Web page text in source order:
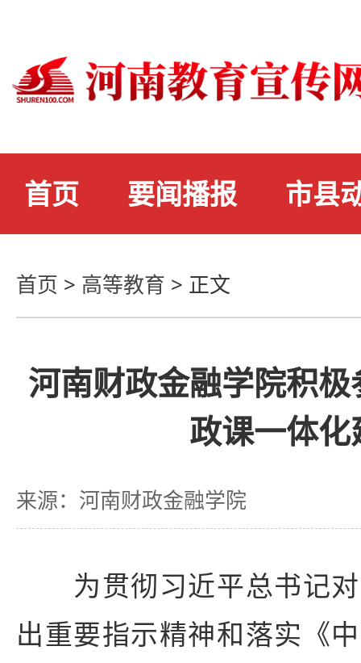
首页 要闻播报 市县
首页 > 高等教育 > 正文
河南财政金融学院积
政课一体化
来源：河南财政金融学院
为贯彻习近平总书记对
出重要指示精神和落实《